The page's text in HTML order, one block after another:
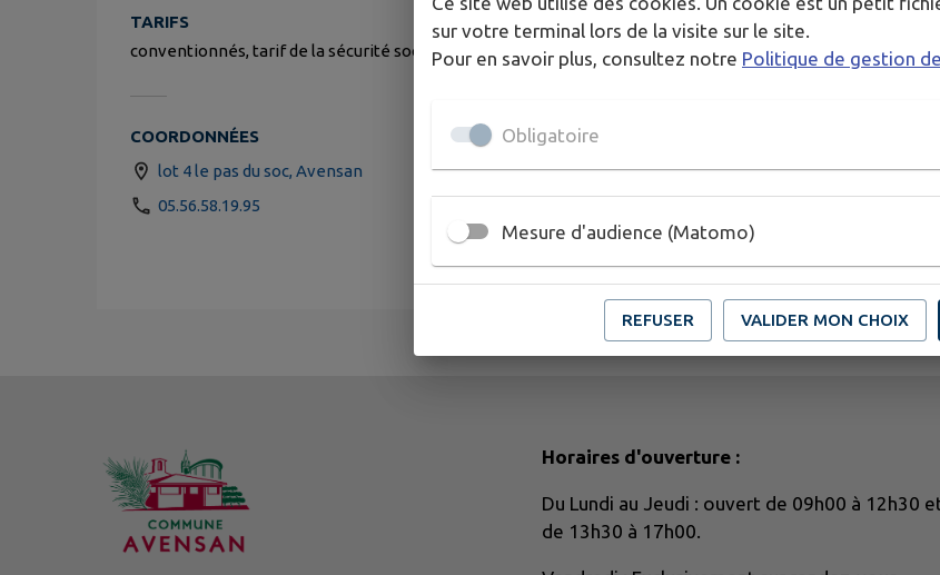
TARIFS
conventionnés, tarif de la sécurité sociale, sans dépassement d’honoraires
COORDONNÉES
lot 4 le pas du soc, Avensan
05.56.58.19.95
Horaires d'ouverture :
Du Lundi au Jeudi : ouvert de 09h00 à 12h30
de 13h30 à 17h00.
sur votre terminal lors de la visite sur le site.
Pour en savoir plus, consultez notre Politique de gestion
Obligatoire
Mesure d'audience (Matomo)
REFUSER VALIDER MON CHOIX